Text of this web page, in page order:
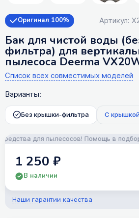
Оригинал 100% Артикул:
Бак для чистой воды
фильтра) для
пылесоса Deerma
Список всех совместимых моделей
Варианты:
Без крышки-фильтра С
для пылесосов! Помощь в подборе!
1 250 ₽
В наличии
Наши гарантии качества